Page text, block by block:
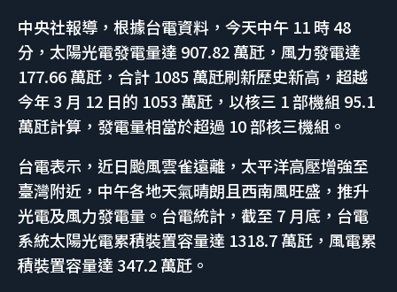
中央社報導，根據台電資料，今天中午 11 時 48
分，太陽光電發電量達 907.82 萬瓩，風力發電達
177.66 萬瓩，合計 1085 萬瓩刷新歷史新高，超越
今年 3 月 12 日的 1053 萬瓩，以核三 1 部機組 95.1
萬瓩計算，發電量相當於超過 10 部核三機組。
台電表示，近日颱風雲雀遠離，太平洋高壓增強至
臺灣附近，中午各地天氣晴朗且西南風旺盛，推升
光電及風力發電量。台電統計，截至 7 月底，台電
系統太陽光電累積裝置容量達 1318.7 萬瓩，風電累
積裝置容量達 347.2 萬瓩。